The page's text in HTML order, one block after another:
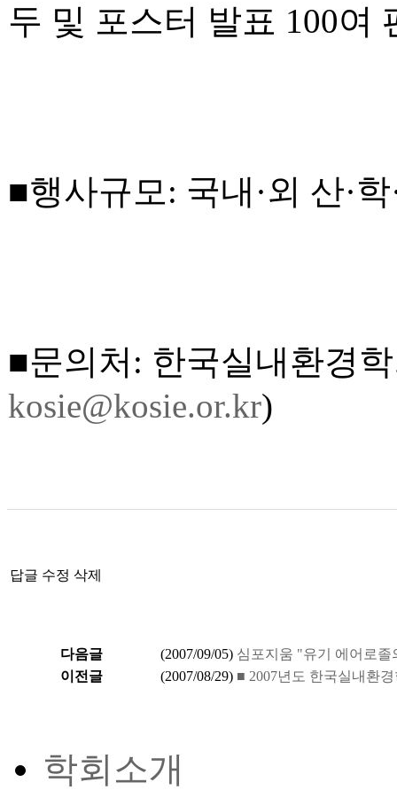
두 및 포스터 발표 100여
■행사규모: 국내·외 산·
■문의처: 한국실내환경
kosie@kosie.or.kr)
답글 수정 삭제
다음글 (2007/09/05) 심포지움 "유기 에어로졸
이전글
(2007/08/29) ■ 2007년도 한국실내환
학회소개